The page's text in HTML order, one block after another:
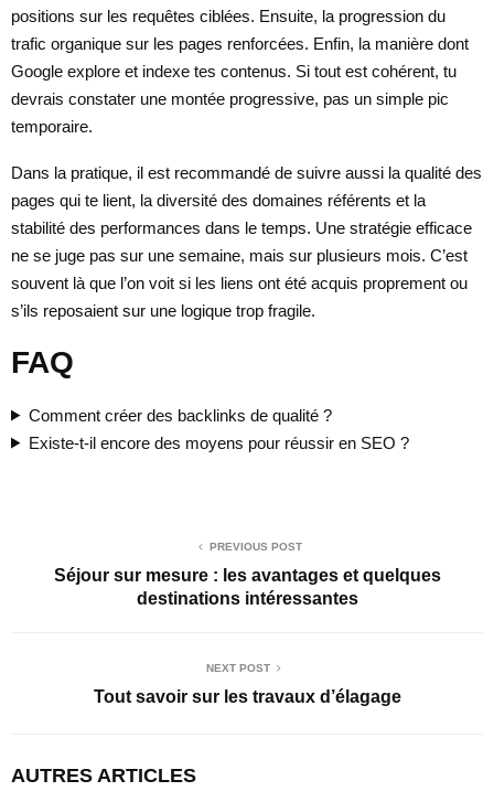
positions sur les requêtes ciblées. Ensuite, la progression du
trafic organique sur les pages renforcées. Enfin, la manière dont
Google explore et indexe tes contenus. Si tout est cohérent, tu
devrais constater une montée progressive, pas un simple pic
temporaire.
Dans la pratique, il est recommandé de suivre aussi la qualité des
pages qui te lient, la diversité des domaines référents et la
stabilité des performances dans le temps. Une stratégie efficace
ne se juge pas sur une semaine, mais sur plusieurs mois. C’est
souvent là que l’on voit si les liens ont été acquis proprement ou
s’ils reposaient sur une logique trop fragile.
FAQ
Comment créer des backlinks de qualité ?
Existe-t-il encore des moyens pour réussir en SEO ?
PREVIOUS POST
Séjour sur mesure : les avantages et quelques
destinations intéressantes
NEXT POST
Tout savoir sur les travaux d’élagage
AUTRES ARTICLES